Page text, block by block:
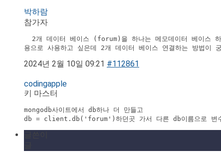
박하람
참가자
2개 데이터 베이스 (forum)을 하나는 메모데이터 베이스
용으로 사용하고 싶은데 2개 데이터 베이스 연결하는 방법이
2024년 2월 10일 09:21 #112861
codingapple
키 마스터
mongodb사이트에서 db하나 더 만들고
db = client.db('forum')하던곳 가서 다른 db이름으로 변